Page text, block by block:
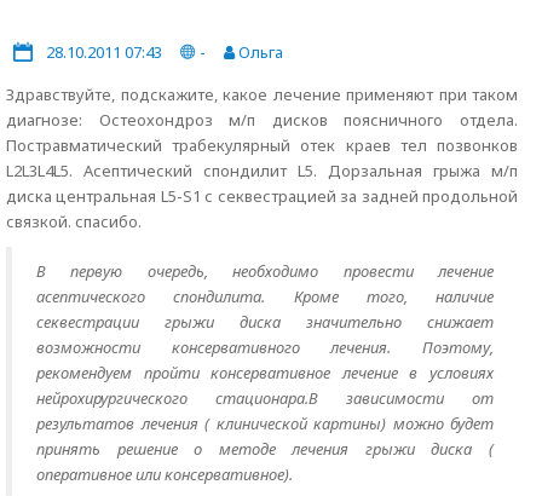
28.10.2011 07:43 -
Ольга
Здравствуйте, подскажите, какое лечение применяют при таком
диагнозе: Остеохондроз м/п дисков поясничного отдела.
Постравматический трабекулярный отек краев тел позвонков
L2L3L4L5. Асептический спондилит L5. Дорзальная грыжа м/п
диска центральная L5-S1 с секвестрацией за задней продольной
связкой. спасибо.
В первую очередь, необходимо провести лечение
асептического спондилита. Кроме того, наличие
секвестрации грыжи диска значительно снижает
возможности консервативного лечения. Поэтому,
рекомендуем пройти консервативное лечение в условиях
нейрохирургического стационара.В зависимости от
результатов лечения ( клинической картины) можно будет
принять решение о методе лечения грыжи диска (
оперативное или консервативное).